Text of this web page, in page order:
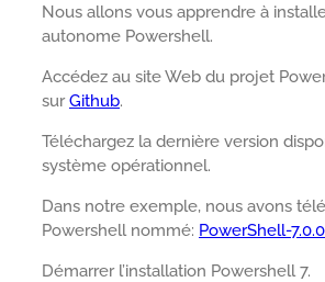
Nous allons vous apprendre à
autonome Powershell.
Accédez au site Web du projet
surGithub.
Téléchargez la dernière version
système opérationnel.
Dans notre exemple, nous avons
Powershell nommé: PowerShell-
Démarrer l’installation Powershell 7.